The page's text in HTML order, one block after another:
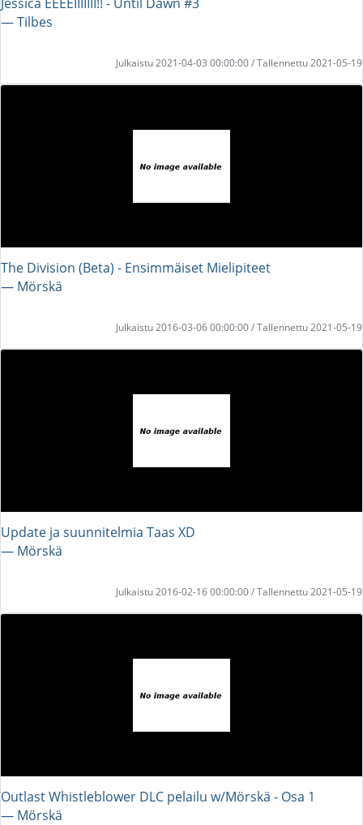
― Tilbes
Julkaistu 2021-04-03 00:00:00 / Tallennettu 2021-05-19
The Division (Beta) - Ensimmäiset Mielipiteet
― Mörskä
Julkaistu 2016-03-06 00:00:00 / Tallennettu 2021-05-19
Update ja suunnitelmia Taas XD
― Mörskä
Julkaistu 2016-02-16 00:00:00 / Tallennettu 2021-05-19
Outlast Whistleblower DLC pelailu w/Mörskä - Osa 1
― Mörskä